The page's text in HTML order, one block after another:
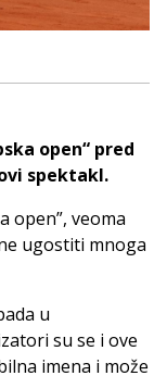
open“ pred
spektakl.
open”, veoma
ugostiti mnoga
u
su se i ove
imena i može